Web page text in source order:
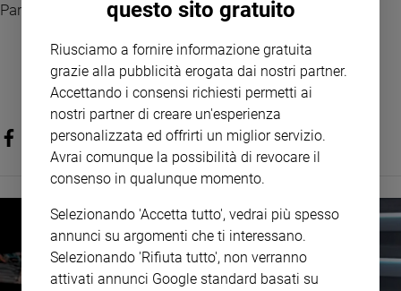
Redazione
Parola del Signorequesto sito gratuito
Riusciamo a fornire informazione gratuita
grazie alla pubblicità erogata dai nostri partner.
Accettando i consensi richiesti permetti ai
nostri partner di creare un'esperienza
personalizzata ed offrirti un miglior servizio.
Avrai comunque la possibilità di revocare il
consenso in qualunque momento.
Selezionando 'Accetta tutto', vedrai più spesso
annunci su argomenti che ti interessano.
Selezionando 'Rifiuta tutto', non verranno
attivati annunci Google standard basati su